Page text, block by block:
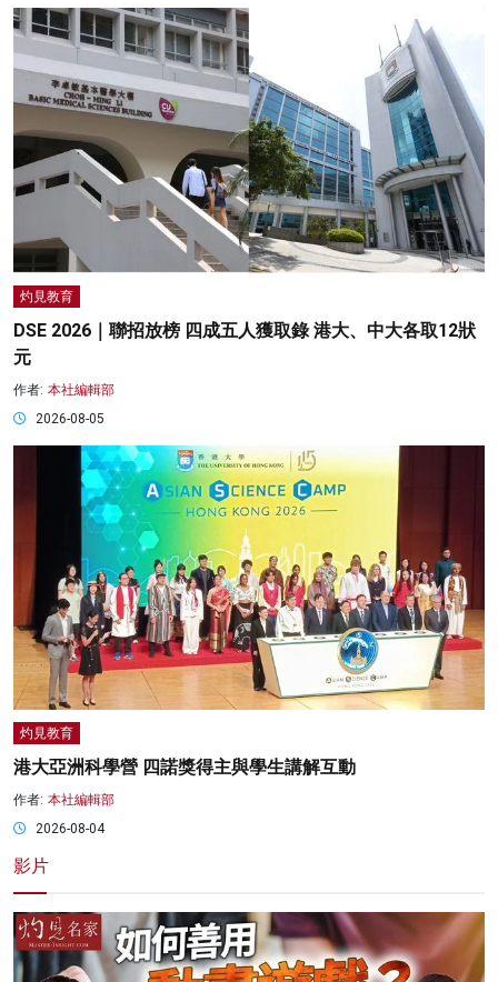
灼見教育
DSE 2026｜聯招放榜 四成五人獲取錄 港大、中大各取12狀
元
作者: 本社編輯部
2026-08-05
灼見教育
港大亞洲科學營 四諾獎得主與學生講解互動
作者: 本社編輯部
2026-08-04
影片